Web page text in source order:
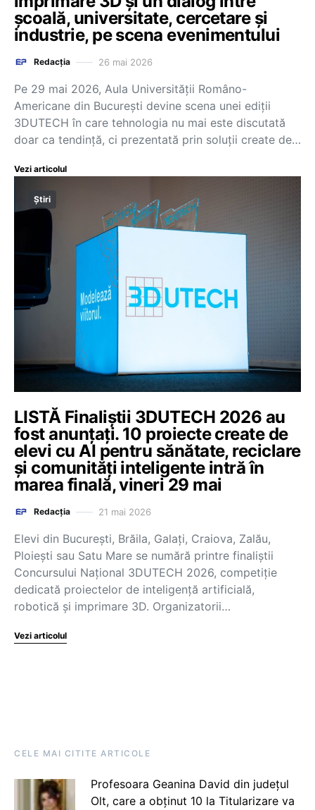
școală, universitate, cercetare și
industrie, pe scena evenimentului
Redacția 26 mai 2026
Pe 29 mai 2026, Aula Universității Româno-
Americane din București devine scena unei ediții
3DUTECH în care tehnologia nu mai este discutată
doar ca tendință, ci prezentată prin soluții create de…
Vezi articolul
Știri
LISTĂ Finaliștii 3DUTECH 2026 au
fost anunțați. 10 proiecte create de
elevi cu AI pentru sănătate, reciclare
și comunități inteligente intră în
marea finală, vineri 29 mai
Redacția 21 mai 2026
Elevi din București, Brăila, Galați, Craiova, Zalău,
Ploiești sau Satu Mare se numără printre finaliștii
Concursului Național 3DUTECH 2026, competiție
dedicată proiectelor de inteligență artificială,
robotică și imprimare 3D. Organizatorii…
Vezi articolul
CELE MAI CITITE ARTICOLE
Profesoara Geanina David din județul
Olt, care a obținut 10 la Titularizare va